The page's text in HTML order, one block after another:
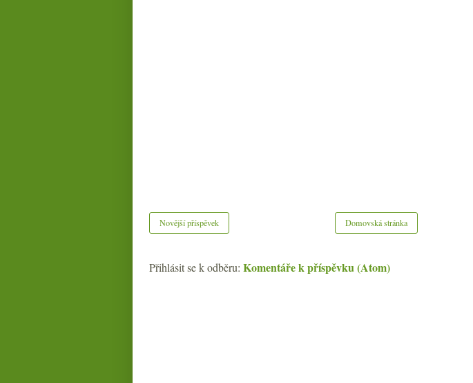
Novější příspěvek Domovská stránka
Přihlásit se k odběru: Komentáře k příspěvku (Atom)